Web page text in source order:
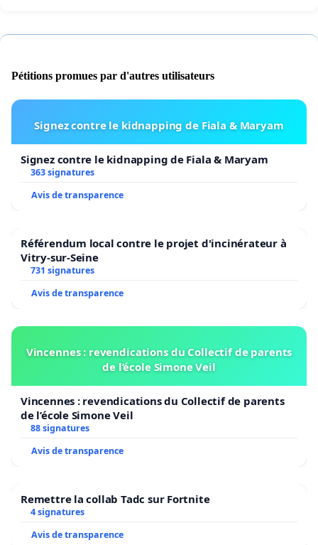
Pétitions promues par d'autres utilisateurs
Signez contre le kidnapping de Fiala & Maryam
Signez contre le kidnapping de Fiala & Maryam
363 signatures
Avis de transparence
Référendum local contre le projet d'incinérateur à
Vitry-sur-Seine
731 signatures
Avis de transparence
Vincennes : revendications du Collectif de parents
de l’école Simone Veil
Vincennes : revendications du Collectif de parents
de l’école Simone Veil
88 signatures
Avis de transparence
Remettre la collab Tadc sur Fortnite
4 signatures
Avis de transparence